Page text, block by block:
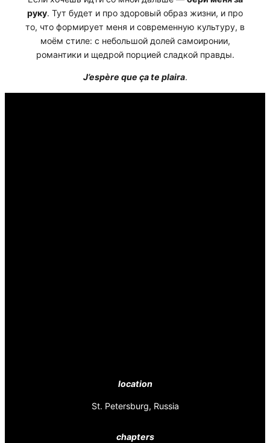
руку. Тут будет и про здоровый образ жизни, и про
то, что формирует меня и современную культуру, в
моём стиле: с небольшой долей самоиронии,
романтики и щедрой порцией сладкой правды.
J’espère que ça te plaira.
location
St. Petersburg, Russia
chapters